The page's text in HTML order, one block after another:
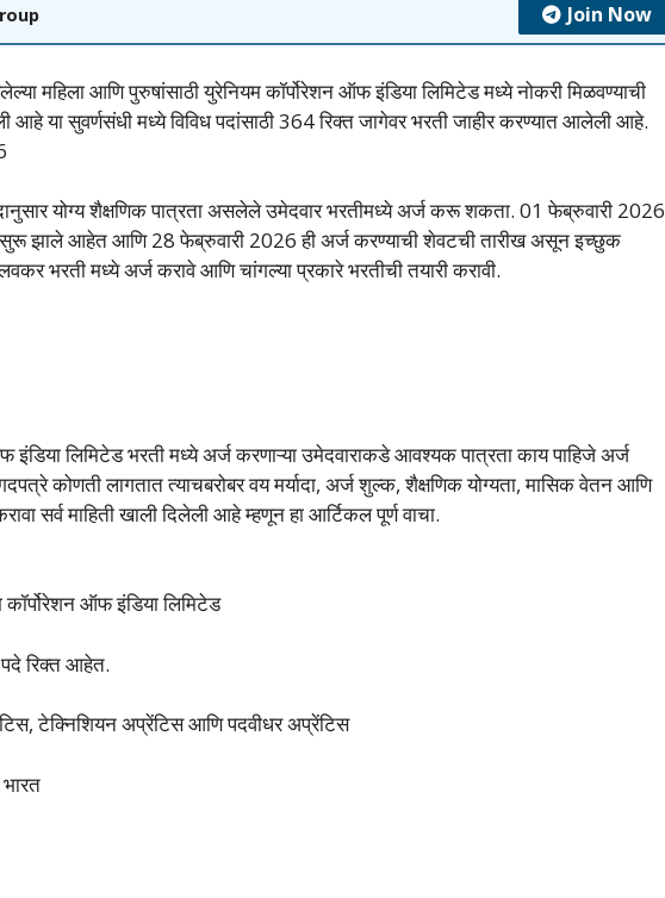
Join Now
महिला आणि पुरुषांसाठी युरेनियम कॉर्पोरेशन ऑफ इंडिया लिमिटेड मध्ये नोकरी मिळवण्याची
या सुवर्णसंधी मध्ये विविध पदांसाठी 364 रिक्त जागेवर भरती जाहीर करण्यात आलेली आहे.
योग्य शैक्षणिक पात्रता असलेले उमेदवार भरतीमध्ये अर्ज करू शकता. 01 फेब्रुवारी 2026
झाले आहेत आणि 28 फेब्रुवारी 2026 ही अर्ज करण्याची शेवटची तारीख असून इच्छुक
भरती मध्ये अर्ज करावे आणि चांगल्या प्रकारे भरतीची तयारी करावी.
इंडिया लिमिटेड भरती मध्ये अर्ज करणाऱ्या उमेदवाराकडे आवश्यक पात्रता काय पाहिजे अर्ज
कोणती लागतात त्याचबरोबर वय मर्यादा, अर्ज शुल्क, शैक्षणिक योग्यता, मासिक वेतन आणि
सर्व माहिती खाली दिलेली आहे म्हणून हा आर्टिकल पूर्ण वाचा.
ऑफ इंडिया लिमिटेड
रिक्त आहेत.
टेक्निशियन अप्रेंटिस आणि पदवीधर अप्रेंटिस